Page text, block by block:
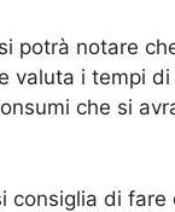
potrà notare
valuta i tempi
che si
consiglia di fare